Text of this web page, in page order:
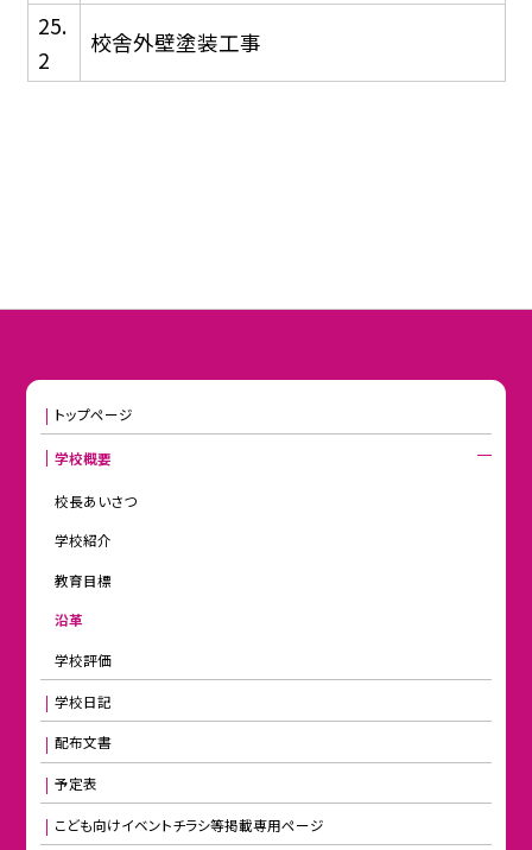
25.
2
校舎外壁塗装工事
トップページ
学校概要
校長あいさつ
学校紹介
教育目標
沿革
学校評価
学校日記
配布文書
予定表
こども向けイベントチラシ等掲載専用ページ